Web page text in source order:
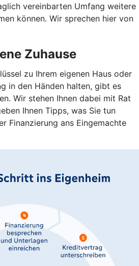
vereinbarten Umfang weitere
können. Wir sprechen hier von
Zuhause
zu Ihrem eigenen Haus oder
in den Händen halten, gibt es
Wir stehen Ihnen dabei mit Rat
Ihnen Tipps, was Sie tun
Finanzierung ans Eingemachte